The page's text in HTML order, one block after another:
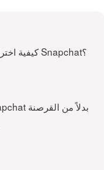
كيفية اختراق حساب وكلمة مرور شخص ما على Snapchat؟
نصيحتان للحصول على معلومات Snapchat بدلاً من القرصنة